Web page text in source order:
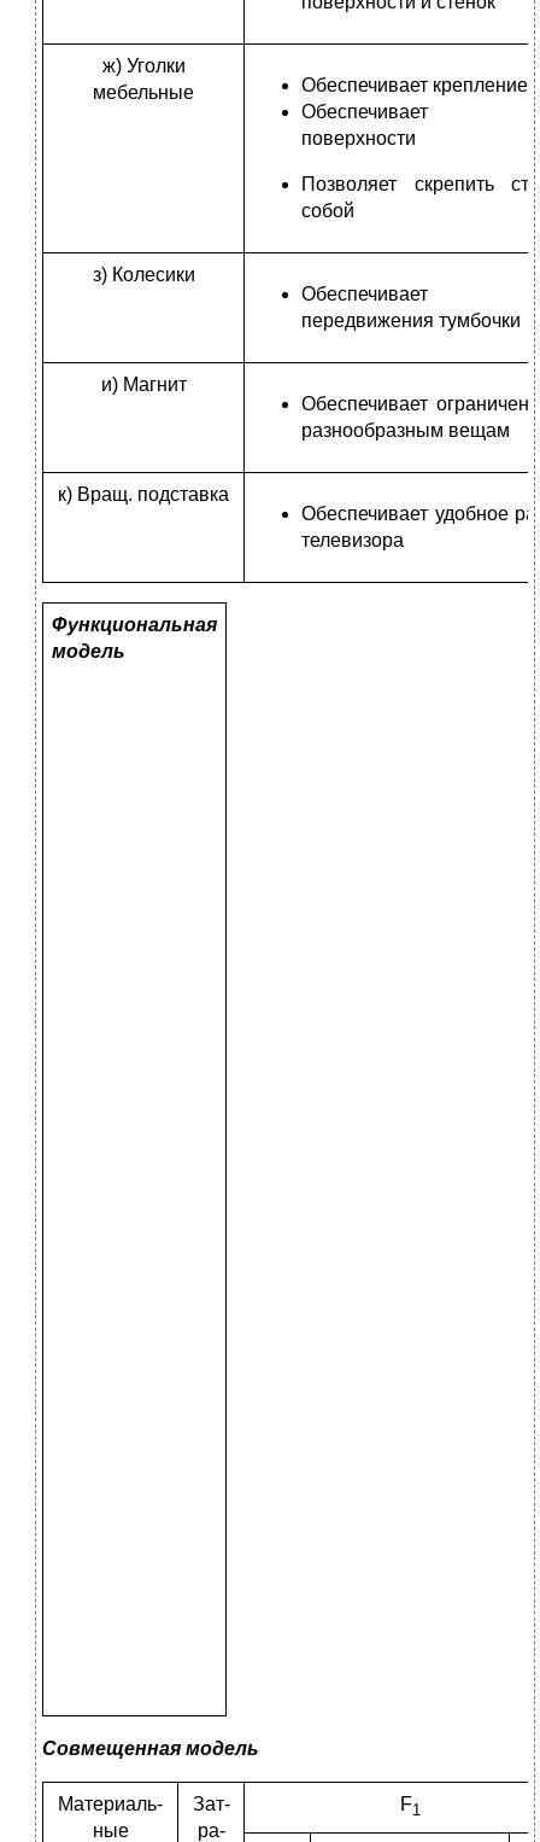
ж) Уголки
мебельные
Обеспечивает крепление
Обеспечивает
поверхности
Позволяет скрепить
собой
з) Колесики
Обеспечивает
передвижения тумбочки
и) Магнит
Обеспечивает
разнообразным вещам
к) Вращ. подставка
Обеспечивает удобное
телевизора
Функциональная
модель
Совмещенная модель
Материаль-
ные
Зат-
ра-
F1